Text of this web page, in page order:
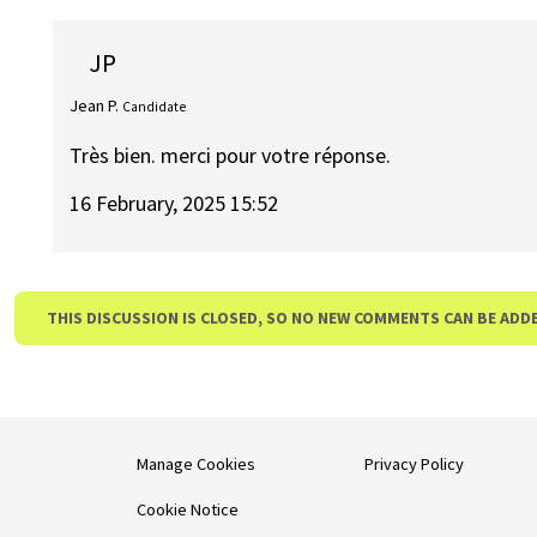
JP
Jean P. Candidate
Très bien. merci pour votre réponse.
16 February, 2025 15:52
THIS DISCUSSION IS CLOSED, SO NO NEW COMMENTS CAN BE
Manage Cookies
Cookie Notice
Privacy Policy